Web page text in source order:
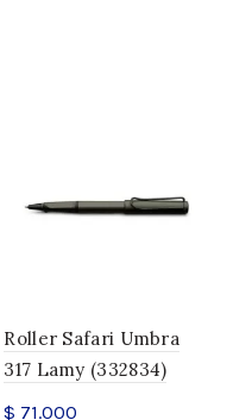
Roller Safari Umbra
317 Lamy (332834)
$ 71.000